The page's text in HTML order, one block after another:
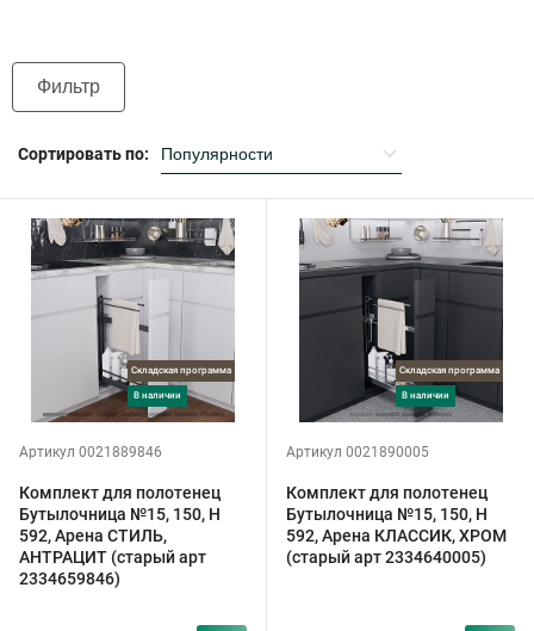
Фильтр
Сортировать по:
Складская программа
в наличии
Артикул 0021889846
Комплект для полотенец
Бутылочница №15, 150, H
592, Арена СТИЛЬ,
АНТРАЦИТ (старый арт
2334659846)
Складская программа
в наличии
Артикул 0021890005
Комплект для полотенец
Бутылочница №15, 150, H
592, Арена КЛАССИК, ХРОМ
(старый арт 2334640005)